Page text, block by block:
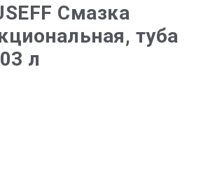
Смазка
туба
л